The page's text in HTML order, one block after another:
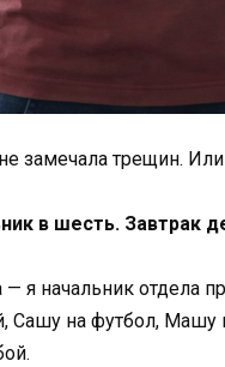
замечала трещин. Или
в шесть.
— я начальник отдела
Сашу на футбол,